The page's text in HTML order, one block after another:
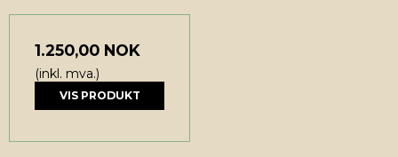
1.250,00 NOK
(inkl. mva.)
VIS PRODUKT